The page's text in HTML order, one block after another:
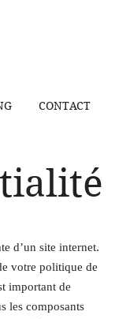
CONTACT
d’un site internet.
votre politique de
important de
les composants